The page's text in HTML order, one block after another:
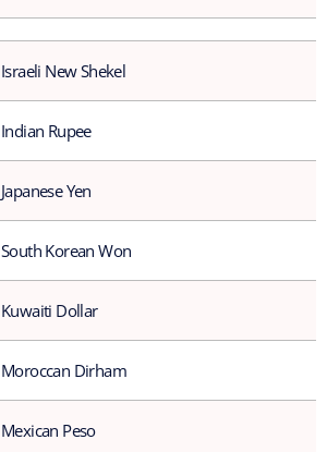
Israeli New Shekel
Indian Rupee
Japanese Yen
South Korean Won
Kuwaiti Dollar
Moroccan Dirham
Mexican Peso